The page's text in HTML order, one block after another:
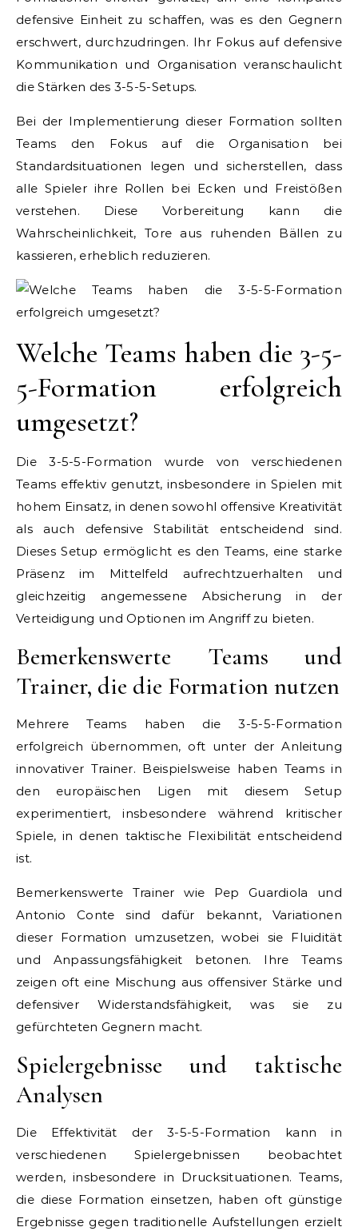
defensive Einheit zu schaffen, was es den Gegnern
erschwert, durchzudringen. Ihr Fokus auf defensive
Kommunikation und Organisation veranschaulicht
die Stärken des 3-5-5-Setups.
Bei der Implementierung dieser Formation sollten
Teams den Fokus auf die Organisation bei
Standardsituationen legen und sicherstellen, dass
alle Spieler ihre Rollen bei Ecken und Freistößen
verstehen. Diese Vorbereitung kann die
Wahrscheinlichkeit, Tore aus ruhenden Bällen zu
kassieren, erheblich reduzieren.
Welche Teams haben die 3-5-
5-Formation erfolgreich
umgesetzt?
Die 3-5-5-Formation wurde von verschiedenen
Teams effektiv genutzt, insbesondere in Spielen mit
hohem Einsatz, in denen sowohl offensive Kreativität
als auch defensive Stabilität entscheidend sind.
Dieses Setup ermöglicht es den Teams, eine starke
Präsenz im Mittelfeld aufrechtzuerhalten und
gleichzeitig angemessene Absicherung in der
Verteidigung und Optionen im Angriff zu bieten.
Bemerkenswerte Teams und
Trainer, die die Formation nutzen
Mehrere Teams haben die 3-5-5-Formation
erfolgreich übernommen, oft unter der Anleitung
innovativer Trainer. Beispielsweise haben Teams in
den europäischen Ligen mit diesem Setup
experimentiert, insbesondere während kritischer
Spiele, in denen taktische Flexibilität entscheidend
ist.
Bemerkenswerte Trainer wie Pep Guardiola und
Antonio Conte sind dafür bekannt, Variationen
dieser Formation umzusetzen, wobei sie Fluidität
und Anpassungsfähigkeit betonen. Ihre Teams
zeigen oft eine Mischung aus offensiver Stärke und
defensiver Widerstandsfähigkeit, was sie zu
gefürchteten Gegnern macht.
Spielergebnisse und taktische
Analysen
Die Effektivität der 3-5-5-Formation kann in
verschiedenen Spielergebnissen beobachtet
werden, insbesondere in Drucksituationen. Teams,
die diese Formation einsetzen, haben oft günstige
Ergebnisse gegen traditionelle Aufstellungen erzielt